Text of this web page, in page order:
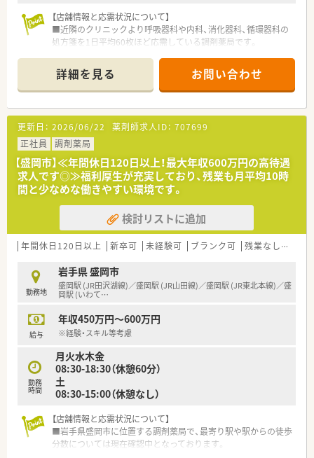
【店舗情報と応需状況について】
■近隣のクリニックより呼吸器科や内科、消化器科、循環器科の
処方箋を1日平均60枚ほど応需している調剤薬局です。
体制を整え、患者様の健康を幅広くサポートしています。
■1000品目以上の医薬品を幅広く取り揃えており、様々な症例
に対応できる充実した設備と学習できる環境が整っています。
【法人特徴について】
■ふれあいと思いやりを理念に掲げ、地域に密着した頼りになる
身近な薬局を目指して日々の業務に取り組んでいます。
■患者様が明るく元気に過ごせるよう、健康に関する身近なアド
バイザーとして地域社会に貢献し続ける企業です。
■笑顔での挨拶や感謝の気持ちを常に忘れず、薬局としての存在
意義を全社員が日々考えながら成長を続けています。
【こんな取り組みをしています】
■スタッフのスキルアップを目的として、e-Learningの導入や
定期的な勉強会を開催し、常に最新の知識を共有しています。
設、ショッピングなどを格安で利用できる制度があります。
■仕事と家庭の両立を支援するため、産休や育休の取得実績があ
り、ライフステージの変化に合わせた働き方を提供します。
詳細を見る お問い合わせ
更新日： 2026/06/22 薬剤師求人ID： 707699
正社員
調剤薬局
【盛岡市】≪年間休日120日以上！最大年収600万円の高待遇
求人です◎≫福利厚生が充実しており、残業も月平均10時
間と少なめな働きやすい環境です。
検討リストに追加
年間休日120日以上 新卒可 未経験可 ブランク可 残業なし(ほぼなし含む)
勤務地
岩手県 盛岡市
盛岡駅 (JR田沢湖線)／盛岡駅 (JR山田線)／盛岡駅 (JR東北本線)／盛
岡駅 (いわて…
給与
年収450万円～600万円
※経験・スキル等考慮
勤務
時間
月火水木金
08:30-18:30（休憩60分）
土
08:30-15:00（休憩なし）
【店舗情報と応需状況について】
■岩手県盛岡市に位置する調剤薬局で、最寄り駅や駅からの徒歩
分数については現在確認中となっております。